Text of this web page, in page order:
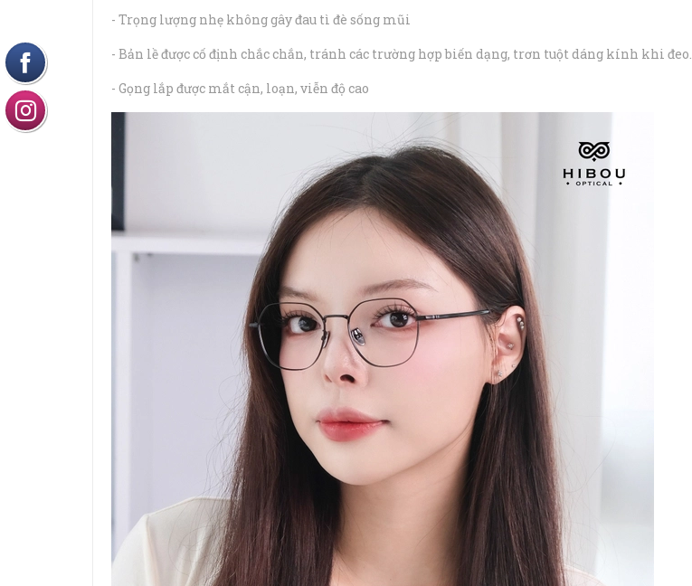
- Trọng lượng nhẹ không gây đau tì đè sống mũi
- Bản lề được cố định chắc chắn, tránh các trường hợp biến dạng, trơn tuột dáng kính khi đeo.
- Gọng lắp được mắt cận, loạn, viễn độ cao